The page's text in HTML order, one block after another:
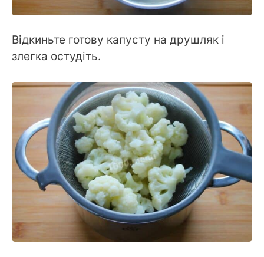
Відкиньте готову капусту на друшляк і
злегка остудіть.